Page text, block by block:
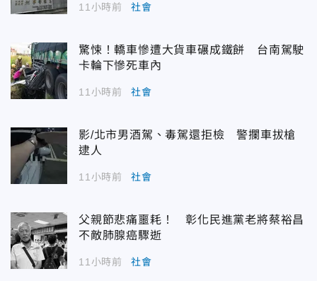
11小時前 社會
驚悚！轎車慘遭大貨車碾成鐵餅 台南駕駛
卡輪下慘死車內
11小時前 社會
影/北市男酒駕、毒駕還拒檢 警攔車拔槍
逮人
11小時前 社會
父親節悲痛噩耗！ 彰化民進黨老將蔡裕昌
不敵肺腺癌驟逝
11小時前 社會